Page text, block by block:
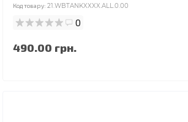
Код товару: 21.WBTANKXXXX.ALL.0.00
0
490.00 грн.